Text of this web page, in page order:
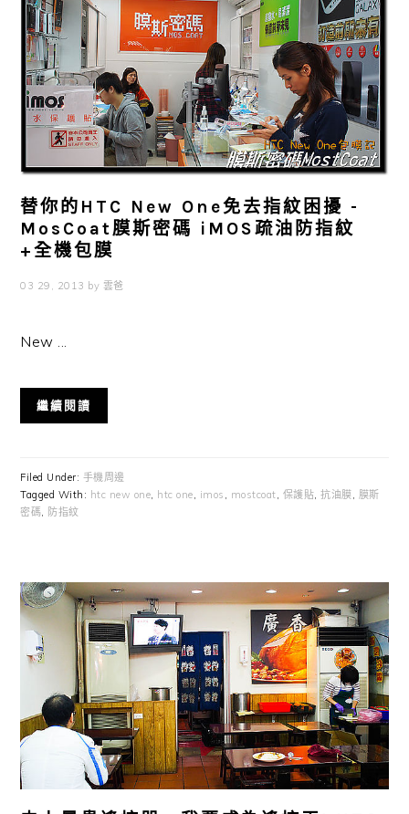
替你的HTC New One免去指紋困擾 -
MosCoat膜斯密碼 iMOS疏油防指紋
+全機包膜
03 29, 2013 by 雲爸
New ...
繼續閱讀
Filed Under: 手機周邊
Tagged With: htc new one htc one imos mostcoat 保護貼 ,抗油膜
膜斯
密碼
防指紋